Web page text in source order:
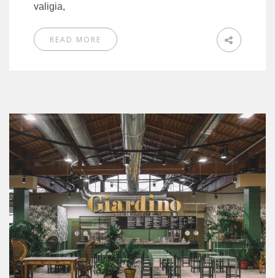
valigia,
READ MORE